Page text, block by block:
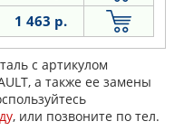
1 463 р.
с артикулом
а также ее замены
, или позвоните по тел.